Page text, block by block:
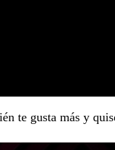
te gusta más y